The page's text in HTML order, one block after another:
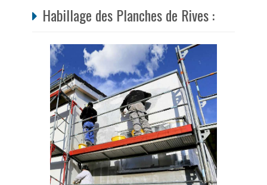
Habillage des Planches de Rives :